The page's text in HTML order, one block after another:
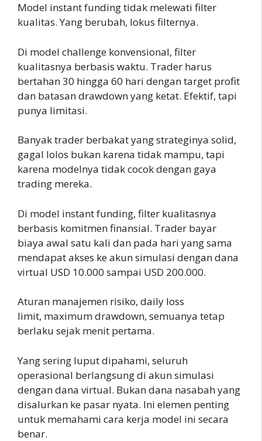
Model instant funding tidak melewati filter
kualitas. Yang berubah, lokus filternya.
Di model challenge konvensional, filter
kualitasnya berbasis waktu. Trader harus
bertahan 30 hingga 60 hari dengan target profit
dan batasan drawdown yang ketat. Efektif, tapi
punya limitasi.
Banyak trader berbakat yang strateginya solid,
gagal lolos bukan karena tidak mampu, tapi
karena modelnya tidak cocok dengan gaya
trading mereka.
Di model instant funding, filter kualitasnya
berbasis komitmen finansial. Trader bayar
biaya awal satu kali dan pada hari yang sama
mendapat akses ke akun simulasi dengan dana
virtual USD 10.000 sampai USD 200.000.
Aturan manajemen risiko, daily loss
limit, maximum drawdown, semuanya tetap
berlaku sejak menit pertama.
Yang sering luput dipahami, seluruh
operasional berlangsung di akun simulasi
dengan dana virtual. Bukan dana nasabah yang
disalurkan ke pasar nyata. Ini elemen penting
untuk memahami cara kerja model ini secara
benar.